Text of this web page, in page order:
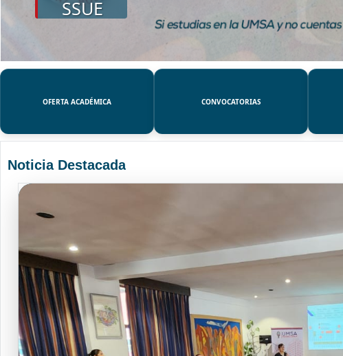
SSUE
OFERTA ACADÉMICA CONVOCATORIAS
Noticia Destacada